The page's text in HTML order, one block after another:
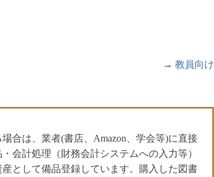
→ 教員向け
合は、業者(書店、Amazon、学会等)に直接
会計処理（財務会計システムへの入力等）
として備品登録しています。購入した図書